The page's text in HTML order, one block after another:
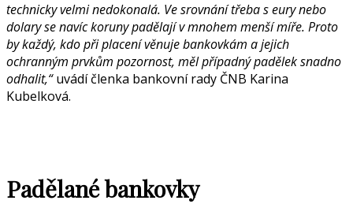
technicky velmi nedokonalá. Ve srovnání třeba s eury nebo
dolary se navíc koruny padělají v mnohem menší míře. Proto
by každý, kdo při placení věnuje bankovkám a jejich
ochranným prvkům pozornost, měl případný padělek snadno
odhalit,“uvádí členka bankovní rady ČNB Karina
Kubelková.
Padělané bankovky